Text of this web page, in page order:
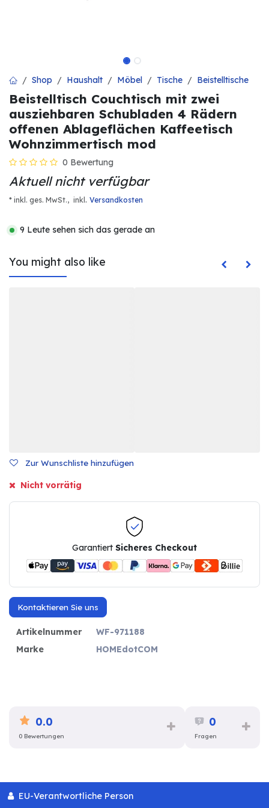
Shop Haushalt Möbel Tische Beistelltische
Beistelltisch Couchtisch mit zwei
ausziehbaren Schubladen 4 Rädern
offenen Ablageflächen Kaffeetisch
Wohnzimmertisch mod
0 Bewertung
Aktuell nicht verfügbar
* inkl. ges. MwSt., inkl . Versandkosten
9 Leute sehen sich das gerade an
You might also like
Zur Wunschliste hinzufügen
Nicht vorrätig
Garantiert Sicheres Checkout
Kontaktieren Sie uns
Artikelnummer
WF-971188
Marke
HOMEdotCOM
0.0
0 Bewertungen
0
Fragen
EU-Verantwortliche Person